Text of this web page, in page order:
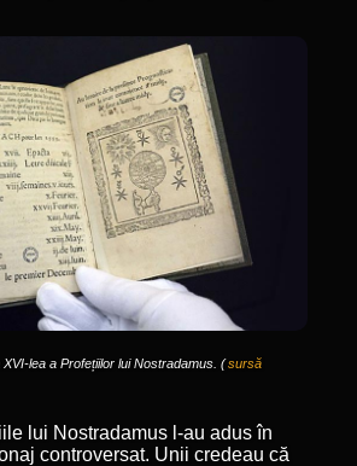
lea a Profețiilor lui Nostradamus. (sursă
lui Nostradamus l-au adus în
controversat. Unii credeau că